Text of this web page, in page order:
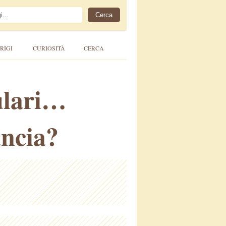
CURIOSITÀ CERCA